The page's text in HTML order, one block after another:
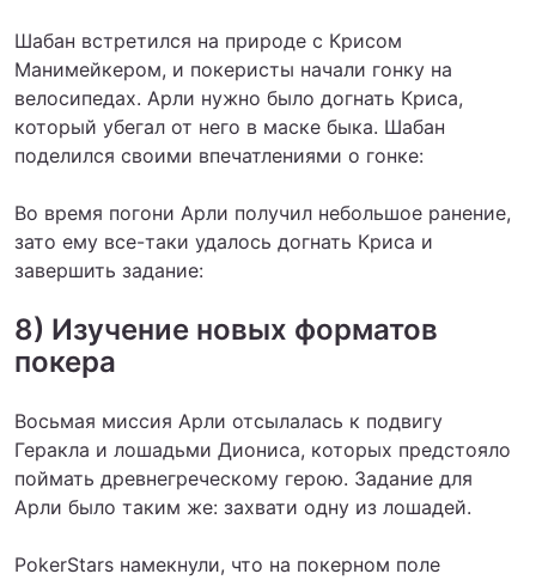
Шабан встретился на природе с Крисом
Манимейкером, и покеристы начали гонку на
велосипедах. Арли нужно было догнать Криса,
который убегал от него в маске быка. Шабан
поделился своими впечатлениями о гонке:
Во время погони Арли получил небольшое ранение,
зато ему все-таки удалось догнать Криса и
завершить задание:
8) Изучение новых форматов
покера
Восьмая миссия Арли отсылалась к подвигу
Геракла и лошадьми Диониса, которых предстояло
поймать древнегреческому герою. Задание для
Арли было таким же: захвати одну из лошадей.
PokerStars намекнули, что на покерном поле